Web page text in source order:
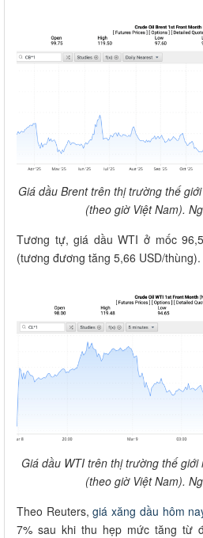
Giá dầu Brent trên thị trường thế
(theo giờ Việt Nam).
Tương tự, giá dầu WTI ở mốc
(tương đương tăng 5,66 USD/thùng).
Giá dầu WTI trên thị trường thế
(theo giờ Việt Nam).
Theo Reuters,giá xăng dầu hôm
7% sau khi thu hẹp mức tăng từ